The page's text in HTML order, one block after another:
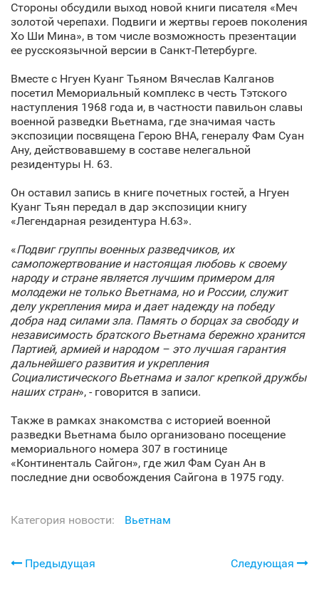
Стороны обсудили выход новой книги писателя «Меч
золотой черепахи. Подвиги и жертвы героев поколения
Хо Ши Мина», в том числе возможность презентации
ее русскоязычной версии в Санкт‑Петербурге.
Вместе с Нгуен Куанг Тьяном Вячеслав Калганов
посетил Мемориальный комплекс в честь Тэтского
наступления 1968 года и, в частности павильон славы
военной разведки Вьетнама, где значимая часть
экспозиции посвящена Герою ВНА, генералу Фам Суан
Ану, действовавшему в составе нелегальной
резидентуры Н. 63.
Он оставил запись в книге почетных гостей, а Нгуен
Куанг Тьян передал в дар экспозиции книгу
«Легендарная резидентура H.63».
«Подвиг группы военных разведчиков, их
самопожертвование и настоящая любовь к своему
народу и стране является лучшим примером для
молодежи не только Вьетнама, но и России, служит
делу укрепления мира и дает надежду на победу
добра над силами зла. Память о борцах за свободу и
независимость братского Вьетнама бережно хранится
Партией, армией и народом – это лучшая гарантия
дальнейшего развития и укрепления
Социалистического Вьетнама и залог крепкой дружбы
наших стран», - говорится в записи.
Также в рамках знакомства с историей военной
разведки Вьетнама было организовано посещение
мемориального номера 307 в гостинице
«Континенталь Сайгон», где жил Фам Суан Ан в
последние дни освобождения Сайгона в 1975 году.
Категория новости: Вьетнам
Предыдущая Следующая